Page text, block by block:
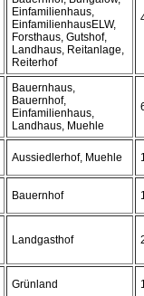
Einfamilienhaus,
EinfamilienhausELW,
Forsthaus, Gutshof,
Landhaus, Reitanlage,
Reiterhof
Bauernhaus,
Bauernhof,
Einfamilienhaus,
Landhaus, Muehle
Aussiedlerhof, Muehle
Bauernhof
Landgasthof
Grünland